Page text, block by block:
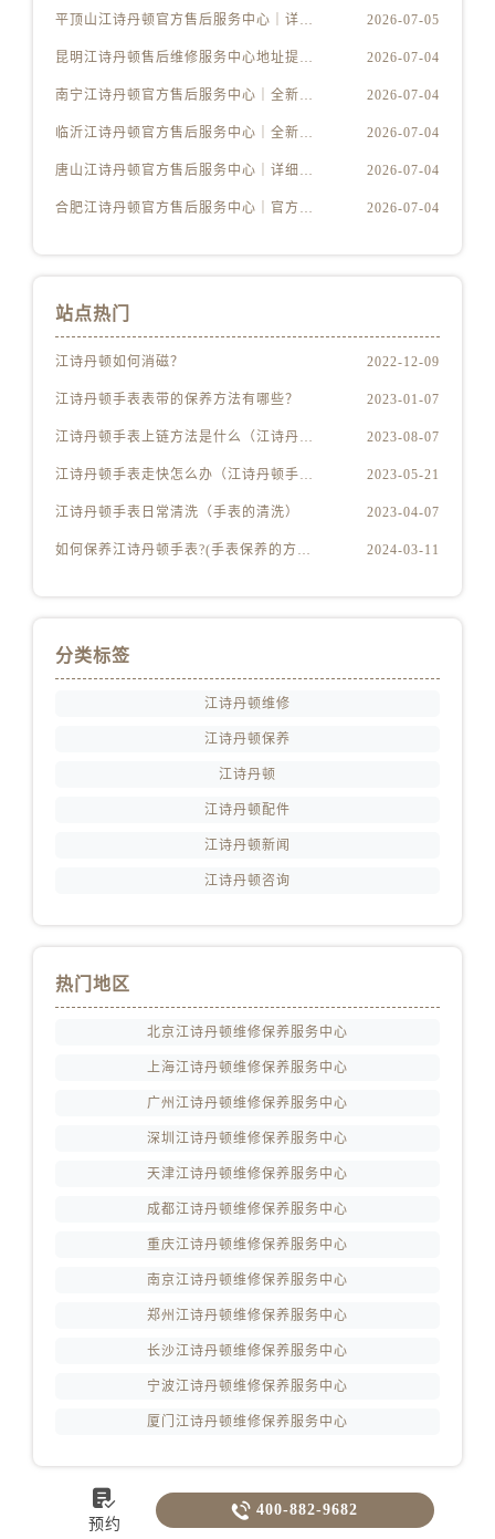
平顶山江诗丹顿官方售后服务中心｜详细地址及24小时售后热线权威信息公示（2026年7月更新） 2026-07-05
昆明江诗丹顿售后维修服务中心地址提供专业维修保养服务权威公示（2026年7月最新） 2026-07-04
南宁江诗丹顿官方售后服务中心｜全新电话和完整维修地址权威信息公示（2026年7月更新） 2026-07-04
临沂江诗丹顿官方售后服务中心｜全新电话和门店地址权威信息公示（2026年7月更新） 2026-07-04
唐山江诗丹顿官方售后服务中心｜详细网点地址与售后热线权威信息公示（2026年7月更新） 2026-07-04
合肥江诗丹顿官方售后服务中心｜官方地址及售后热线权威信息公示（2026年7月更新） 2026-07-04
站点热门
江诗丹顿如何消磁？ 2022-12-09
江诗丹顿手表表带的保养方法有哪些？ 2023-01-07
江诗丹顿手表上链方法是什么（江诗丹顿怎么给手表上链） 2023-08-07
江诗丹顿手表走快怎么办（江诗丹顿手表走快什么原因） 2023-05-21
江诗丹顿手表日常清洗（手表的清洗） 2023-04-07
如何保养江诗丹顿手表?(手表保养的方法) 2024-03-11
分类标签
江诗丹顿维修
江诗丹顿保养
江诗丹顿
江诗丹顿配件
江诗丹顿新闻
江诗丹顿咨询
热门地区
北京江诗丹顿维修保养服务中心
上海江诗丹顿维修保养服务中心
广州江诗丹顿维修保养服务中心
深圳江诗丹顿维修保养服务中心
天津江诗丹顿维修保养服务中心
成都江诗丹顿维修保养服务中心
重庆江诗丹顿维修保养服务中心
南京江诗丹顿维修保养服务中心
郑州江诗丹顿维修保养服务中心
长沙江诗丹顿维修保养服务中心
宁波江诗丹顿维修保养服务中心
厦门江诗丹顿维修保养服务中心

预约
 400-882-9682